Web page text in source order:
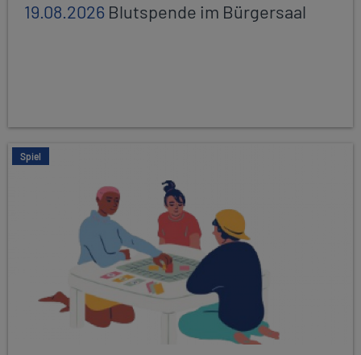
19.08.2026 Blutspende im Bürgersaal
Spiel